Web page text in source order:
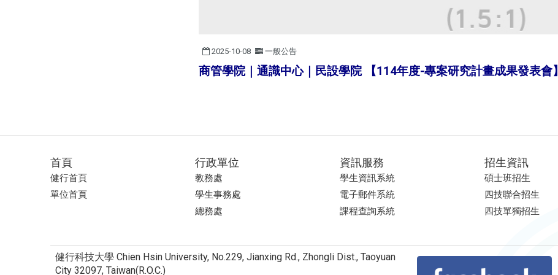
2025-10-08 一般公告
商管學院｜通識中心｜民設學院 【114年度-專案研究計畫成果發表會】
首頁
健行首頁
單位首頁
行政單位
教務處
學生事務處
總務處
資訊服務
學生資訊系統
電子郵件系統
課程查詢系統
招生資訊
碩士班招生
四技聯合招生
四技單獨招生
健行科技大學 Chien Hsin University, No.229, Jianxing Rd., Zhongli Dist., Taoyuan
City 32097, Taiwan(R.O.C.)